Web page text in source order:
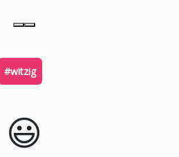
#witzig
😃️